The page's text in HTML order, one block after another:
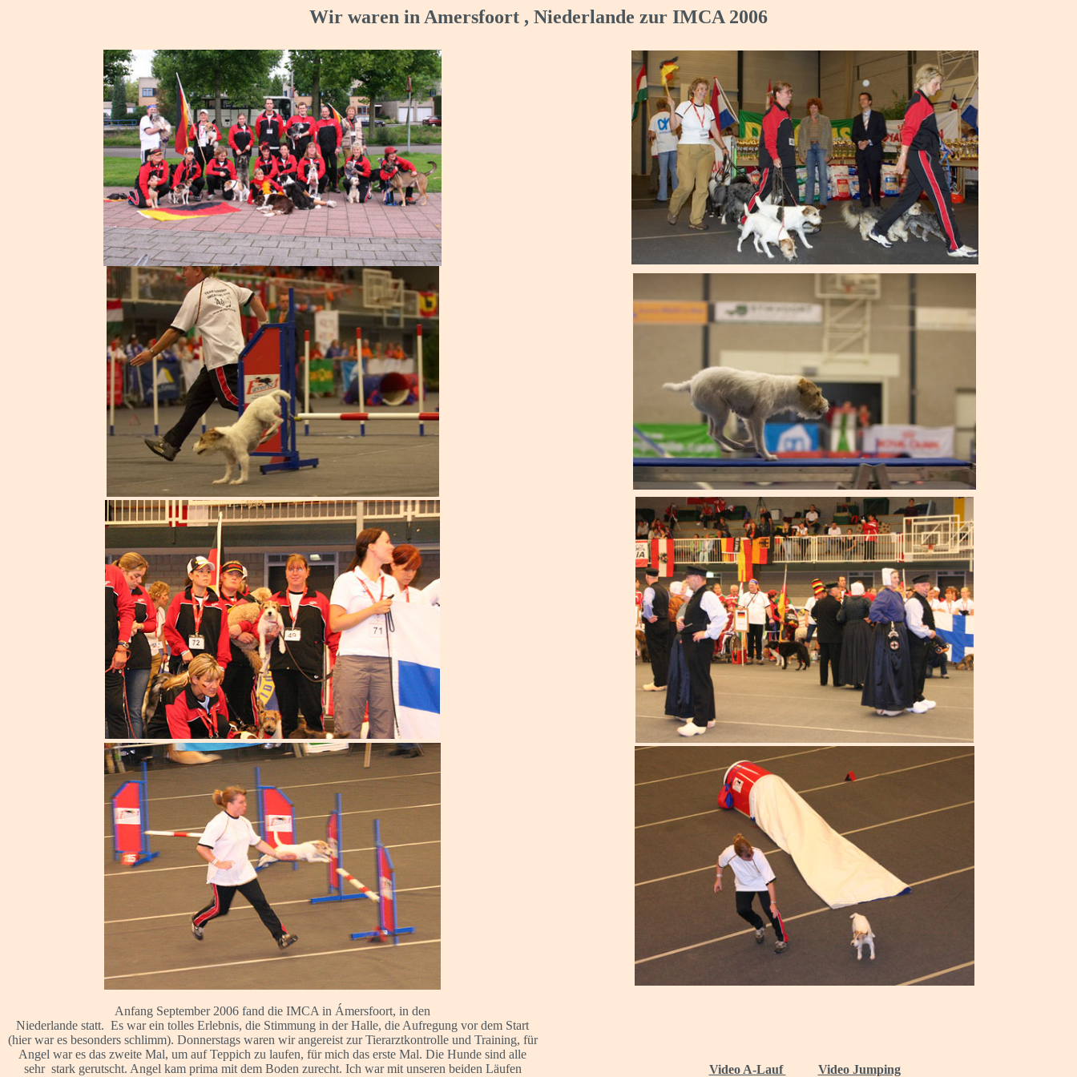
Wir waren in Amersfoort , Niederlande zur IMCA 2006
Anfang September 2006 fand die IMCA in Ámersfoort, in den
Niederlande statt. Es war ein tolles Erlebnis, die Stimmung in der Halle, die Aufregung vor dem Start
(hier war es besonders schlimm). Donnerstags waren wir angereist zur Tierarztkontrolle und Training, für
Angel war es das zweite Mal, um auf Teppich zu laufen, für mich das erste Mal. Die Hunde sind alle
sehr stark gerutscht. Angel kam prima mit dem Boden zurecht. Ich war mit unseren beiden Läufen
Video A-Lauf Video Jumping